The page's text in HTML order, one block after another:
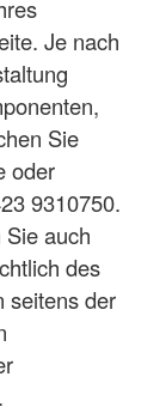
Je nach
Sie
oder
9310750.
auch
des
seitens der